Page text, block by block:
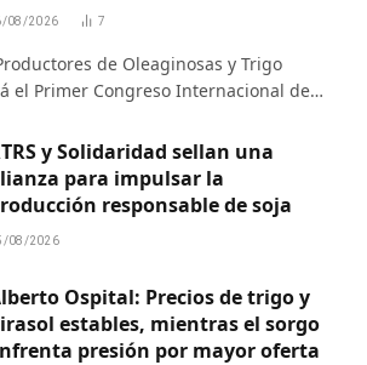
08/2026 7
de Oleaginosas y Trigo
el Primer Congreso Internacional de…
y Solidaridad sellan una
para impulsar la
responsable de soja
08/2026
Ospital: Precios de trigo y
estables, mientras el sorgo
presión por mayor oferta